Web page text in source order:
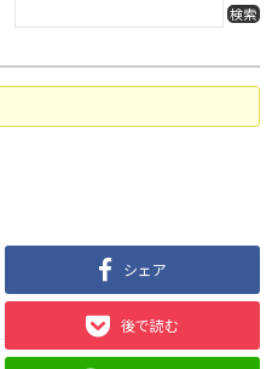
シェア
後で読む